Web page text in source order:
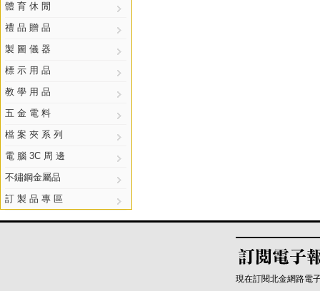
體 育 休 閒
禮 品 贈 品
製 圖 儀 器
標 示 用 品
教 學 用 品
五 金 電 料
檔 案 夾 系 列
電 腦 3C 周 邊
不鏽鋼金屬品
訂 製 品 專 區
現在訂閱北金網路電